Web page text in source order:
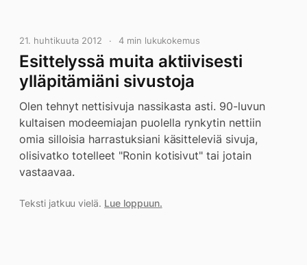
21. huhtikuuta 2012 4 min lukukokemus
Esittelyssä muita aktiivisesti
ylläpitämiäni sivustoja
Olen tehnyt nettisivuja nassikasta asti. 90-luvun
kultaisen modeemiajan puolella rynkytin nettiin
omia silloisia harrastuksiani käsitteleviä sivuja,
olisivatko totelleet "Ronin kotisivut" tai jotain
vastaavaa.
Teksti jatkuu vielä. Lue loppuun.